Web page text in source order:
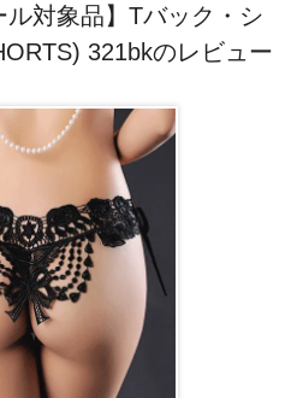
ル対象品】Tバック・シ
321bkのレビュー